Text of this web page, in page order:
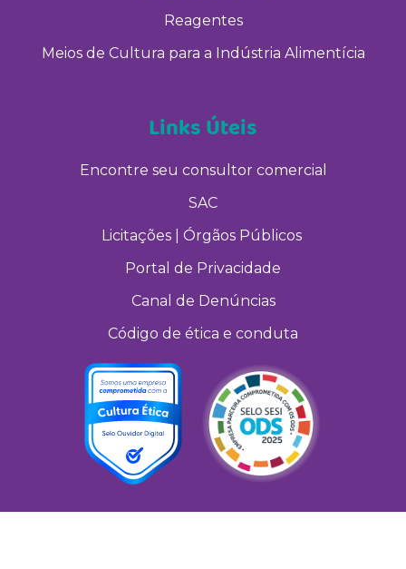
Reagentes
Meios de Cultura para a Indústria Alimentícia
Links Úteis
Encontre seu consultor comercial
SAC
Licitações | Órgãos Públicos
Portal de Privacidade
Canal de Denúncias
Código de ética e conduta